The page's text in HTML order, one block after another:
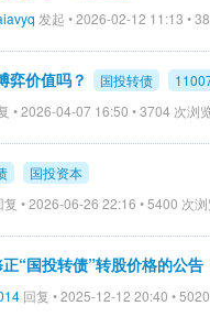
发起 • 2026-02-12 11:13 •
弈价值吗？ 国投转债
• 2026-04-07 16:50 • 3704 次浏
国投资本
复 • 2026-06-26 22:16 • 5400 次
“国投转债”转股价格的公告
回复 • 2025-12-12 20:40 •